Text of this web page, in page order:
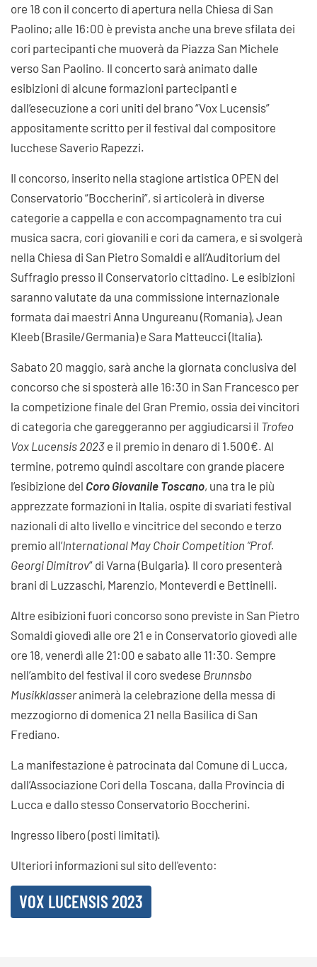
ore 18 con il concerto di apertura nella Chiesa di San
Paolino; alle 16:00 è prevista anche una breve sfilata dei
cori partecipanti che muoverà da Piazza San Michele
verso San Paolino. Il concerto sarà animato dalle
esibizioni di alcune formazioni partecipanti e
dall’esecuzione a cori uniti del brano “Vox Lucensis”
appositamente scritto per il festival dal compositore
lucchese Saverio Rapezzi.
Il concorso, inserito nella stagione artistica OPEN del
Conservatorio “Boccherini”, si articolerà in diverse
categorie a cappella e con accompagnamento tra cui
musica sacra, cori giovanili e cori da camera, e si svolgerà
nella Chiesa di San Pietro Somaldi e all’Auditorium del
Suffragio presso il Conservatorio cittadino. Le esibizioni
saranno valutate da una commissione internazionale
formata dai maestri Anna Ungureanu (Romania), Jean
Kleeb (Brasile/Germania) e Sara Matteucci (Italia).
Sabato 20 maggio, sarà anche la giornata conclusiva del
concorso che si sposterà alle 16:30 in San Francesco per
la competizione finale del Gran Premio, ossia dei vincitori
di categoria che gareggeranno per aggiudicarsi il Trofeo
Vox Lucensis 2023 e il premio in denaro di 1.500€. Al
termine, potremo quindi ascoltare con grande piacere
l’esibizione del Coro Giovanile Toscano, una tra le più
apprezzate formazioni in Italia, ospite di svariati festival
nazionali di alto livello e vincitrice del secondo e terzo
premio all’International May Choir Competition “Prof.
Georgi Dimitrov” di Varna (Bulgaria). Il coro presenterà
brani di Luzzaschi, Marenzio, Monteverdi e Bettinelli.
Altre esibizioni fuori concorso sono previste in San Pietro
Somaldi giovedì alle ore 21 e in Conservatorio giovedì alle
ore 18, venerdì alle 21:00 e sabato alle 11:30. Sempre
nell’ambito del festival il coro svedese Brunnsbo
Musikklasseranimerà la celebrazione della messa di
mezzogiorno di domenica 21 nella Basilica di San
Frediano.
La manifestazione è patrocinata dal Comune di Lucca,
dall’Associazione Cori della Toscana, dalla Provincia di
Lucca e dallo stesso Conservatorio Boccherini.
Ingresso libero (posti limitati).
Ulteriori informazioni sul sito dell'evento:
VOX LUCENSIS 2023